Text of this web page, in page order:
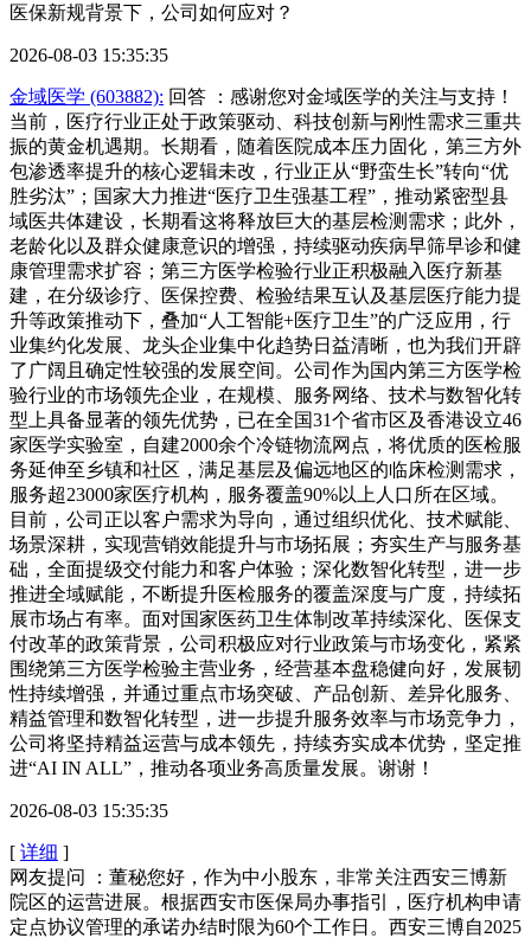
医保新规背景下，公司如何应对？
2026-08-03 15:35:35
金域医学 (603882): 回答 ：感谢您对金域医学的关注与支持！
当前，医疗行业正处于政策驱动、科技创新与刚性需求三重共
振的黄金机遇期。长期看，随着医院成本压力固化，第三方外
包渗透率提升的核心逻辑未改，行业正从“野蛮生长”转向“优
胜劣汰”；国家大力推进“医疗卫生强基工程”，推动紧密型县
域医共体建设，长期看这将释放巨大的基层检测需求；此外，
老龄化以及群众健康意识的增强，持续驱动疾病早筛早诊和健
康管理需求扩容；第三方医学检验行业正积极融入医疗新基
建，在分级诊疗、医保控费、检验结果互认及基层医疗能力提
升等政策推动下，叠加“人工智能+医疗卫生”的广泛应用，行
业集约化发展、龙头企业集中化趋势日益清晰，也为我们开辟
了广阔且确定性较强的发展空间。公司作为国内第三方医学检
验行业的市场领先企业，在规模、服务网络、技术与数智化转
型上具备显著的领先优势，已在全国31个省市区及香港设立46
家医学实验室，自建2000余个冷链物流网点，将优质的医检服
务延伸至乡镇和社区，满足基层及偏远地区的临床检测需求，
服务超23000家医疗机构，服务覆盖90%以上人口所在区域。
目前，公司正以客户需求为导向，通过组织优化、技术赋能、
场景深耕，实现营销效能提升与市场拓展；夯实生产与服务基
础，全面提级交付能力和客户体验；深化数智化转型，进一步
推进全域赋能，不断提升医检服务的覆盖深度与广度，持续拓
展市场占有率。面对国家医药卫生体制改革持续深化、医保支
付改革的政策背景，公司积极应对行业政策与市场变化，紧紧
围绕第三方医学检验主营业务，经营基本盘稳健向好，发展韧
性持续增强，并通过重点市场突破、产品创新、差异化服务、
精益管理和数智化转型，进一步提升服务效率与市场竞争力，
公司将坚持精益运营与成本领先，持续夯实成本优势，坚定推
进“AI IN ALL”，推动各项业务高质量发展。谢谢！
2026-08-03 15:35:35
[ 详细 ]
网友提问 ：董秘您好，作为中小股东，非常关注西安三博新
院区的运营进展。根据西安市医保局办事指引，医疗机构申请
定点协议管理的承诺办结时限为60个工作日。西安三博自2025